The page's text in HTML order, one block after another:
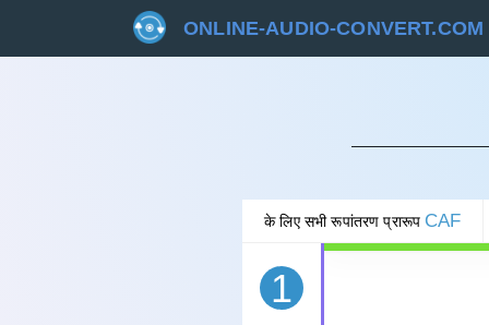
ONLINE-AUDIO-CONVERT.COM
के लिए सभी रूपांतरण प्रारूप CAF
1
रद्द